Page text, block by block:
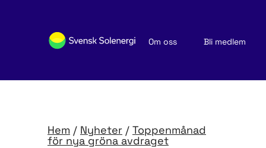
Om oss
Bli medlem
Nyheter och publikationer
Hem / Nyheter / Toppenmånad
för nya gröna avdraget